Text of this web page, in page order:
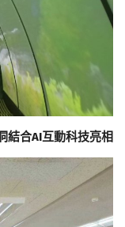
合AI互動科技亮相